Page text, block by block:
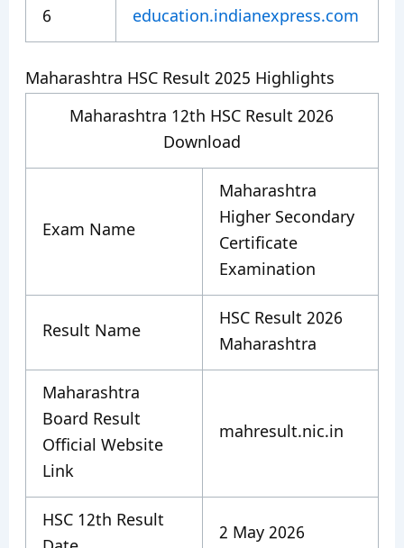
6 education.indianexpress.com
Maharashtra HSC Result 2025 Highlights
Maharashtra 12th HSC Result 2026
Download
Exam Name
Maharashtra
Higher Secondary
Certificate
Examination
Result Name
HSC Result 2026
Maharashtra
Maharashtra
Board Result
Official Website
Link
mahresult.nic.in
HSC 12th Result
2 May 2026